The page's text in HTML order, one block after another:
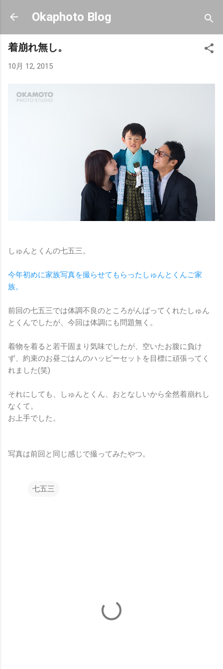
スキップしてメイン コンテンツに移動
Okaphoto Blog
着崩れ無し。
10月 12, 2015
しゅんとくんの七五三。
今年初めに家族写真を撮らせてもらったしゅんとくんご家
族。
前回の七五三では体調不良のところがんばってくれたしゅん
とくんでしたが、今回は体調にも問題無く。
着物を着ると若干固まり気味でしたが、空いたお腹に負け
ず、約束のお昼ごはんのハッピーセットを目標に頑張ってく
れました(笑)
それにしても、しゅんとくん、おとなしいから全然着崩れし
なくて。
お上手でした。
写真は前回と同じ感じで撮ってみたやつ。
七五三